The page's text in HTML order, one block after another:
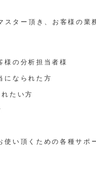
ター頂き、お客様の業
の分析担当者様
なられた方
たい方
い頂くための各種サポ